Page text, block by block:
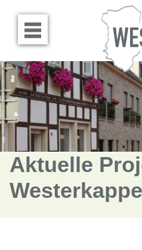
Menü öffnen
Aktuelle